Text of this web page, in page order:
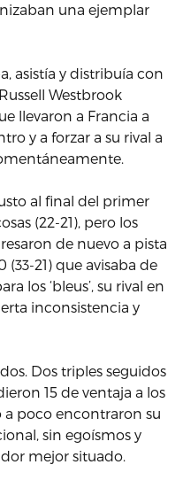
una ejemplar
asistía y distribuía con
Westbrook
llevaron a Francia a
y a forzar a su rival a
al final del primer
(22-21), pero los
de nuevo a pista
(33-21) que avisaba de
los ‘bleus’, su rival en
inconsistencia y
Dos triples seguidos
15 de ventaja a los
a poco encontraron su
sin egoísmos y
mejor situado.